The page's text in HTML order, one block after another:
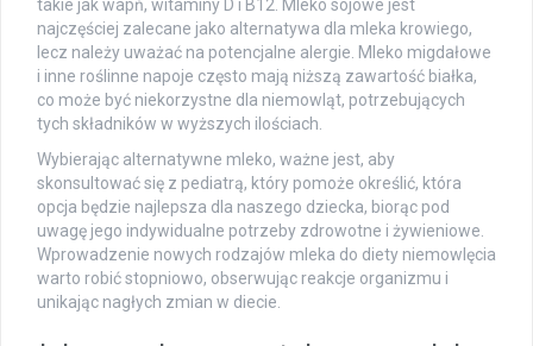
takie jak wapń, witaminy D i B12. Mleko sojowe jest
najczęściej zalecane jako alternatywa dla mleka krowiego,
lecz należy uważać na potencjalne alergie. Mleko migdałowe
i inne roślinne napoje często mają niższą zawartość białka,
co może być niekorzystne dla niemowląt, potrzebujących
tych składników w wyższych ilościach.
Wybierając alternatywne mleko, ważne jest, aby
skonsultować się z pediatrą, który pomoże określić, która
opcja będzie najlepsza dla naszego dziecka, biorąc pod
uwagę jego indywidualne potrzeby zdrowotne i żywieniowe.
Wprowadzenie nowych rodzajów mleka do diety niemowlęcia
warto robić stopniowo, obserwując reakcje organizmu i
unikając nagłych zmian w diecie.